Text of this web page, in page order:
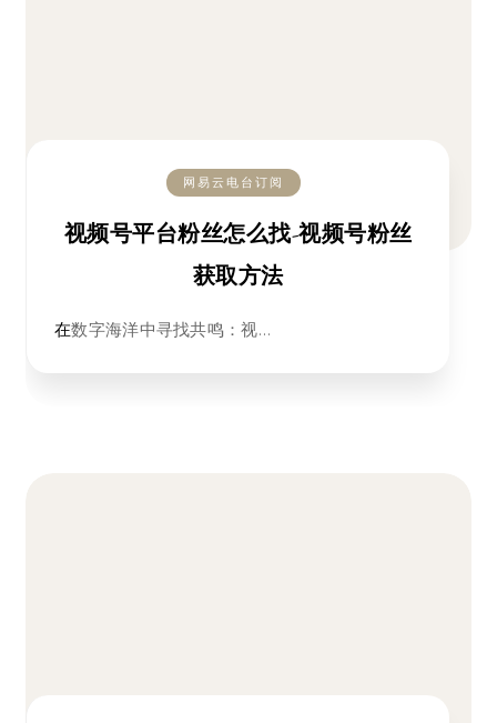
网易云电台订阅
视频号平台粉丝怎么找-视频号粉丝
获取方法
在数字海洋中寻找共鸣：视…